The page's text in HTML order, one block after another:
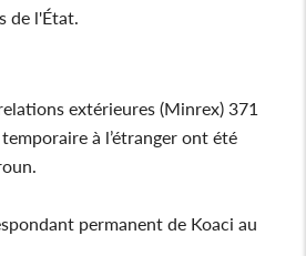
de l'État.
extérieures (Minrex) 371
à l’étranger ont été
permanent de Koaci au